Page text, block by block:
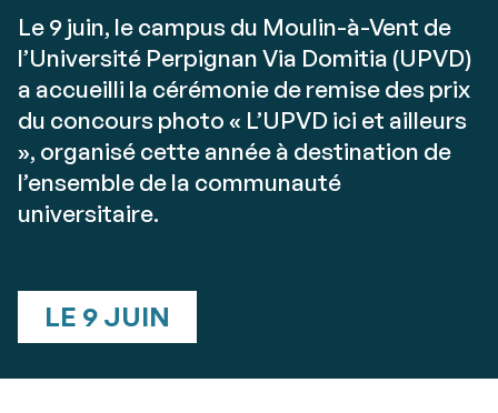
Le 9 juin, le campus du Moulin-à-Vent de
l’Université Perpignan Via Domitia (UPVD)
a accueilli la cérémonie de remise des prix
du concours photo « L’UPVD ici et ailleurs
», organisé cette année à destination de
l’ensemble de la communauté
universitaire.
LE 9 JUIN